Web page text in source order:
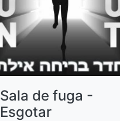
Sala de fuga -
Esgotar